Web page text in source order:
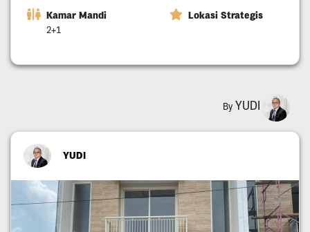
Kamar Mandi
2+1
Lokasi Strategis
By YUDI
YUDI